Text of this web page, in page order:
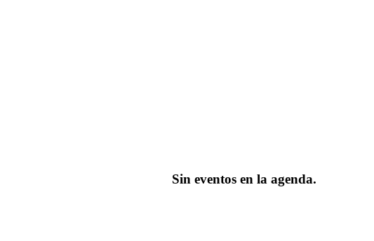
Sin eventos en la agenda.